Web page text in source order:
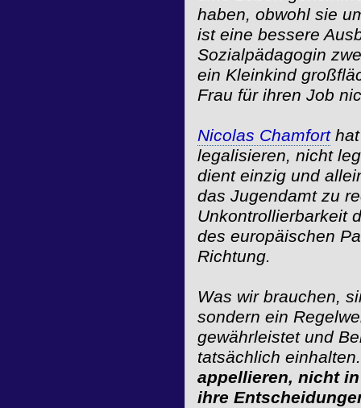
haben, obwohl sie
ist eine bessere
Sozialpädagogin
ein Kleinkind
Frau für ihren Job
Nicolas Chamforthat
legalisieren, nicht
dient einzig und
das Jugendamt zu
Unkontrollierbarkeit
des europäischen
Richtung.
Was wir brauchen,
sondern ein
gewährleistet und
tatsächlich
appellieren, nicht
ihre